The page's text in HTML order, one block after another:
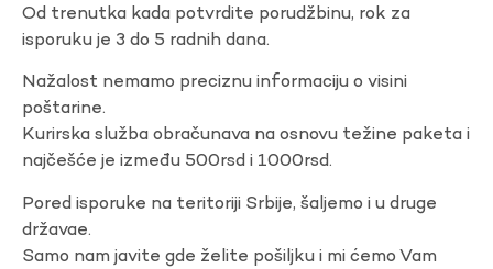
Od trenutka kada potvrdite porudžbinu, rok za
isporuku je 3 do 5 radnih dana.
Nažalost nemamo preciznu informaciju o visini
poštarine.
Kurirska služba obračunava na osnovu težine paketa i
najčešće je između 500rsd i 1000rsd.
Pored isporuke na teritoriji Srbije, šaljemo i u druge
državae.
Samo nam javite gde želite pošiljku i mi ćemo Vam